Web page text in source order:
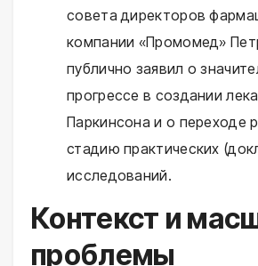
совета директоров
компании «Промомед»
публично заявил о
прогрессе в создании
Паркинсона и о переходе
стадию практических
исследований.
Контекст и
проблемы